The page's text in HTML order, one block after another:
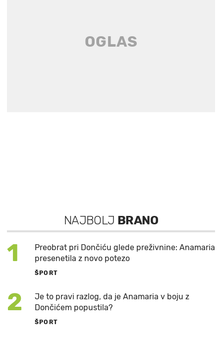
NAJBOLJ BRANO
1
Preobrat pri Dončiću glede preživnine: Anamaria
presenetila z novo potezo
ŠPORT
2
Je to pravi razlog, da je Anamaria v boju z
Dončićem popustila?
ŠPORT